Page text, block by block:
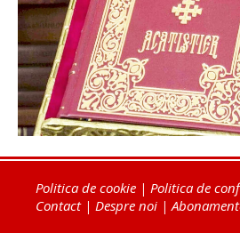
Politica de cookie | Politica de
Contact| Despre noi |